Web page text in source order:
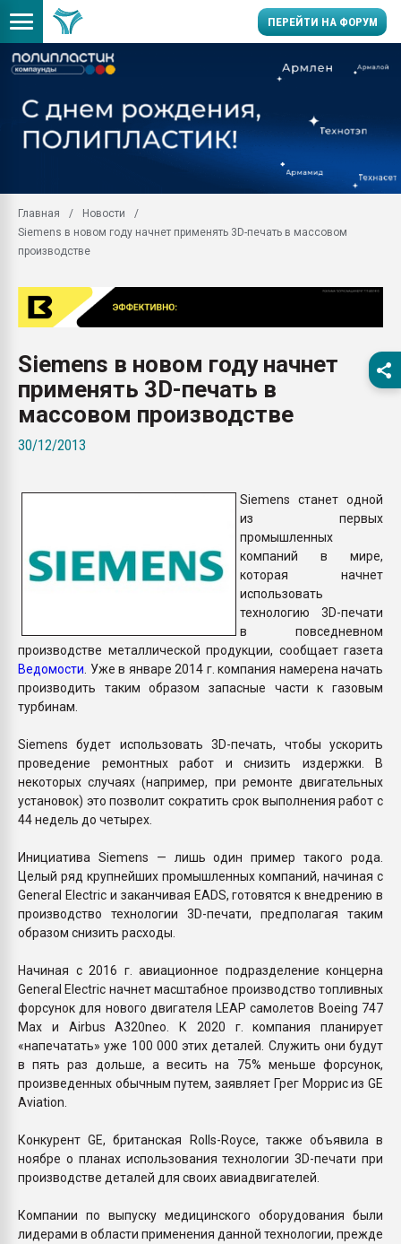
ПЕРЕЙТИ НА ФОРУМ
Вакуум-формовочные
28.07.2026
Всё, что касается
вакуумного
Продам отходы
поликарбоната и АБС-
Armaloy PC/ABS-1IM
Главная
Новости
Siemens в новом году начнет применять 3D-печать в массовом
производстве
Siemens в новом году начнет
применять 3D-печать в
массовом производстве
30/12/2013
Siemens станет одной
из первых
промышленных
компаний в мире,
которая начнет
использовать
технологию 3D-печати
в повседневном
производстве металлической продукции, сообщает газета
Ведомости . Уже в январе 2014 г. компания намерена начать
производить таким образом запасные части к газовым
турбинам.
Siemens будет использовать 3D-печать, чтобы ускорить
проведение ремонтных работ и снизить издержки. В
некоторых случаях (например, при ремонте двигательных
установок) это позволит сократить срок выполнения работ с
44 недель до четырех.
Инициатива Siemens — лишь один пример такого рода.
Целый ряд крупнейших промышленных компаний, начиная с
General Electric и заканчивая EADS, готовятся к внедрению в
производство технологии 3D-печати, предполагая таким
образом снизить расходы.
Начиная с 2016 г. авиационное подразделение концерна
General Electric начнет масштабное производство топливных
форсунок для нового двигателя LEAP самолетов Boeing 747
Max и Airbus A320neo. К 2020 г. компания планирует
«напечатать» уже 100 000 этих деталей. Служить они будут
в пять раз дольше, а весить на 75% меньше форсунок,
произведенных обычным путем, заявляет Грег Моррис из GE
Aviation.
Конкурент GE, британская Rolls-Royce, также объявила в
ноябре о планах использования технологии 3D-печати при
производстве деталей для своих авиадвигателей.
Компании по выпуску медицинского оборудования были
лидерами в области применения данной технологии, прежде